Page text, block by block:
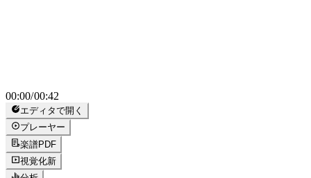
00:00/ 00:42
エディタで開く
プレーヤー
楽譜PDF